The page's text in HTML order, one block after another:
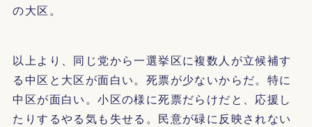
の大区。
以上より、同じ党から一選挙区に複数人が立候補す
る中区と大区が面白い。死票が少ないからだ。特に
中区が面白い。小区の様に死票だらけだと、応援し
たりするやる気も失せる。民意が碌に反映されない